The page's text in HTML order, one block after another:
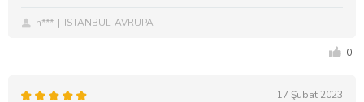
n*** ISTANBUL-AVRUPA
0
17 Şubat 2023